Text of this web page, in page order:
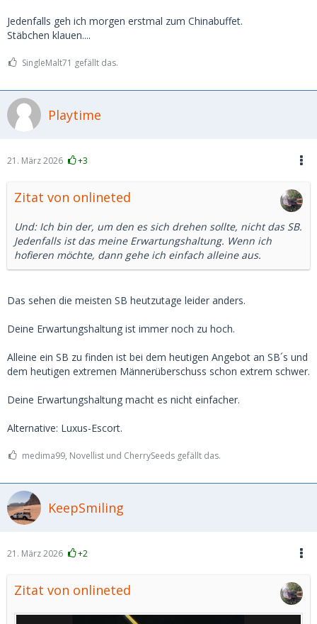
Jedenfalls geh ich morgen erstmal zum Chinabuffet.
Stäbchen klauen....
SingleMalt71 gefällt das.
Playtime
21. März 2026 +3
Zitat von onlineted
Und: Ich bin der, um den es sich drehen sollte, nicht das SB.
Jedenfalls ist das meine Erwartungshaltung. Wenn ich
hofieren möchte, dann gehe ich einfach alleine aus.
Das sehen die meisten SB heutzutage leider anders.
Deine Erwartungshaltung ist immer noch zu hoch.
Alleine ein SB zu finden ist bei dem heutigen Angebot an SB´s und
dem heutigen extremen Männerüberschuss schon extrem schwer.
Deine Erwartungshaltung macht es nicht einfacher.
Alternative: Luxus-Escort.
medima99, Novellist und CherrySeeds gefällt das.
KeepSmiling
21. März 2026 +2
Zitat von onlineted